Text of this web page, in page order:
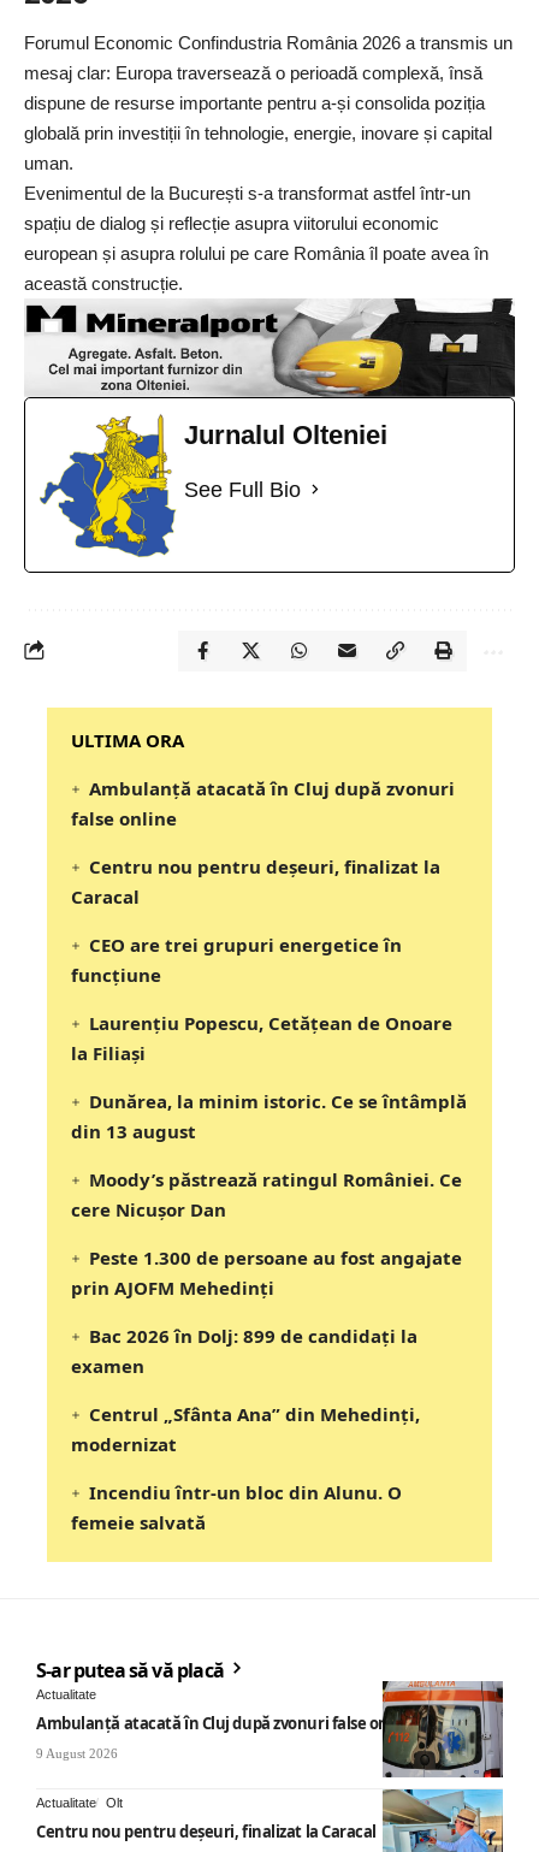
Forumul Economic Confindustria România 2026 a transmis un
mesaj clar: Europa traversează o perioadă complexă, însă
dispune de resurse importante pentru a-și consolida poziția
globală prin investiții în tehnologie, energie, inovare și capital
uman.
Evenimentul de la București s-a transformat astfel într-un
spațiu de dialog și reflecție asupra viitorului economic
european și asupra rolului pe care România îl poate avea în
această construcție.
Jurnalul Olteniei
See Full Bio
‎‎‎‎‎‎‎ULTIMA ORA
Ambulanță atacată în Cluj după zvonuri
false online
Centru nou pentru deșeuri, finalizat la
Caracal
CEO are trei grupuri energetice în
funcțiune
Laurențiu Popescu, Cetățean de Onoare
la Filiași
Dunărea, la minim istoric. Ce se întâmplă
din 13 august
Moody’s păstrează ratingul României. Ce
cere Nicușor Dan
Peste 1.300 de persoane au fost angajate
prin AJOFM Mehedinți
Bac 2026 în Dolj: 899 de candidați la
examen
Centrul „Sfânta Ana” din Mehedinți,
modernizat
Incendiu într-un bloc din Alunu. O
femeie salvată
S-ar putea să vă placă
Actualitate
Ambulanță atacată în Cluj după zvonuri false online
9 August 2026
Actualitate Olt
Centru nou pentru deșeuri, finalizat la Caracal